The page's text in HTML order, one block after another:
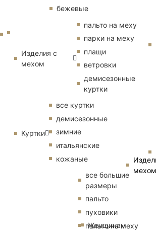
Женщинам
мехом
бежевые
Изделия с
мехом
пальто на меху
парки на меху
плащи
ветровки
демисезонные
куртки
Куртки
все куртки
демисезонные
зимние
итальянские
кожаные
все большие
размеры
пальто
пуховики
пальто на меху